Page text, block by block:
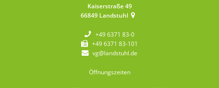
Kaiserstraße 49
66849 Landstuhl
+49 6371 83-0
+49 6371 83-101
vg@landstuhl.de
Öffnungszeiten